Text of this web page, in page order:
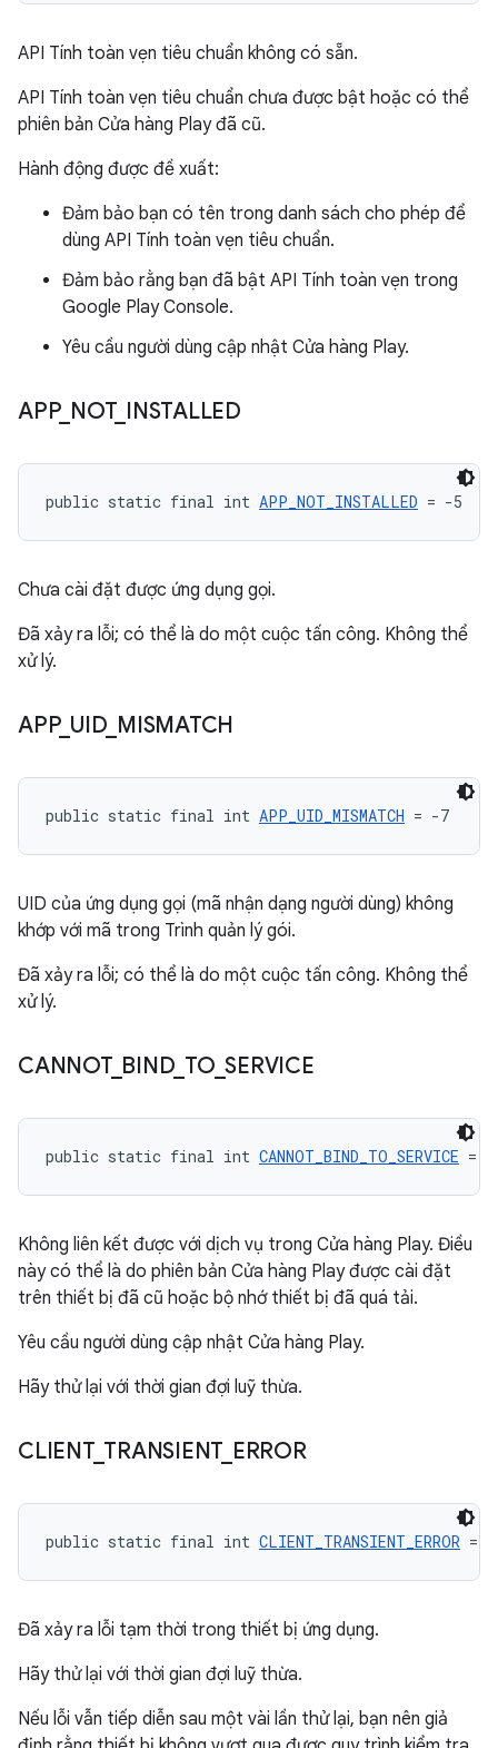
API Tính toàn vẹn tiêu chuẩn không có sẵn.
API Tính toàn vẹn tiêu chuẩn chưa được bật hoặc có thể
phiên bản Cửa hàng Play đã cũ.
Hành động được đề xuất:
Đảm bảo bạn có tên trong danh sách cho phép để
dùng API Tính toàn vẹn tiêu chuẩn.
Đảm bảo rằng bạn đã bật API Tính toàn vẹn trong
Google Play Console.
Yêu cầu người dùng cập nhật Cửa hàng Play.
APP_ NOT_ INSTALLED
public static final int APP_NOT_INSTALLED = -5
Chưa cài đặt được ứng dụng gọi.
Đã xảy ra lỗi; có thể là do một cuộc tấn công. Không thể
xử lý.
APP_ UID_ MISMATCH
public static final int APP_UID_MISMATCH = -7
UID của ứng dụng gọi (mã nhận dạng người dùng) không
khớp với mã trong Trình quản lý gói.
Đã xảy ra lỗi; có thể là do một cuộc tấn công. Không thể
xử lý.
CANNOT_ BIND_ TO_SERVICE
public static final int CANNOT_BIND_TO_SERVICE = -
Không liên kết được với dịch vụ trong Cửa hàng Play. Điều
này có thể là do phiên bản Cửa hàng Play được cài đặt
trên thiết bị đã cũ hoặc bộ nhớ thiết bị đã quá tải.
Yêu cầu người dùng cập nhật Cửa hàng Play.
Hãy thử lại với thời gian đợi luỹ thừa.
CLIENT_ TRANSIENT_ ERROR
public static final int CLIENT_TRANSIENT_ERROR = -
Đã xảy ra lỗi tạm thời trong thiết bị ứng dụng.
Hãy thử lại với thời gian đợi luỹ thừa.
Nếu lỗi vẫn tiếp diễn sau một vài lần thử lại, bạn nên giả